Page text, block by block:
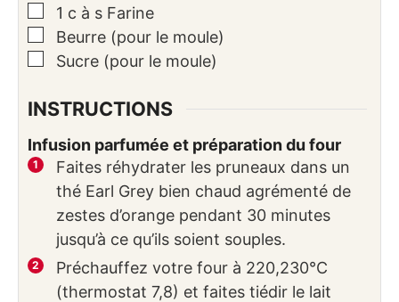
▢
1 c à s Farine
▢
Beurre (pour le moule)
▢
Sucre (pour le moule)
INSTRUCTIONS
Infusion parfumée et préparation du four
Faites réhydrater les pruneaux dans un
thé Earl Grey bien chaud agrémenté de
zestes d’orange pendant 30 minutes
jusqu’à ce qu’ils soient souples.
Préchauffez votre four à 220,230°C
(thermostat 7,8) et faites tiédir le lait